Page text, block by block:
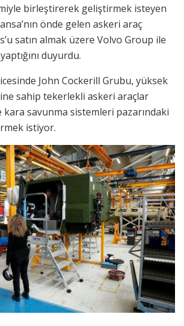
birleştirerek geliştirmek isteyen
önde gelen askeri araç
satın almak üzere Volvo Group ile
duyurdu.
John Cockerill Grubu, yüksek
sahip tekerlekli askeri araçlar
savunma sistemleri pazarındaki
istiyor.